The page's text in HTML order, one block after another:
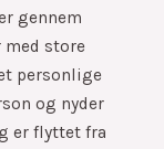
gennem
med store
personlige
og nyder
er flyttet fra